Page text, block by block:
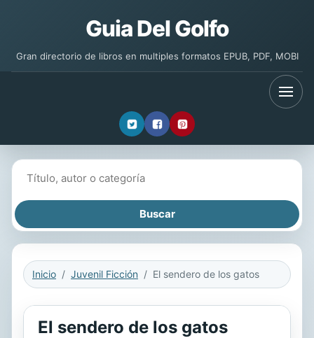
Guia Del Golfo
Gran directorio de libros en multiples formatos EPUB, PDF, MOBI
Inicio Juvenil Ficción El sendero de los gatos
El sendero de los gatos